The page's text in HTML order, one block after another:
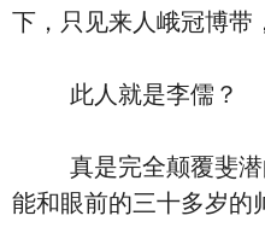
下，只见来人峨冠博带
此人就是李儒？
真是完全颠覆斐潜的
能和眼前的三十多岁的